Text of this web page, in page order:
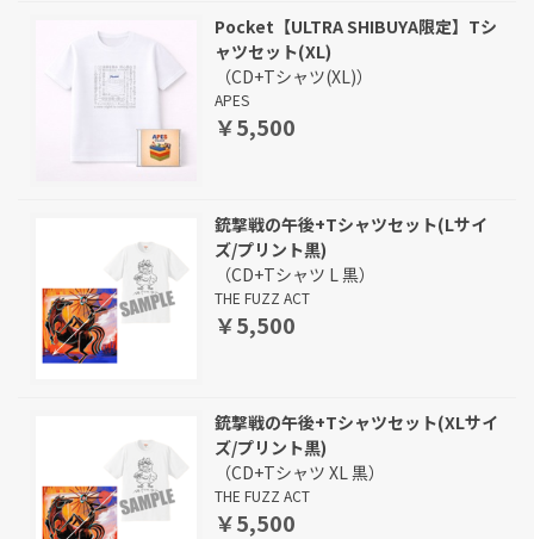
Pocket【ULTRA SHIBUYA限定】Tシ
ャツセット(XL)
（CD+Tシャツ(XL)）
APES
￥5,500
銃撃戦の午後+Tシャツセット(Lサイ
ズ/プリント黒)
（CD+Tシャツ L 黒）
THE FUZZ ACT
￥5,500
銃撃戦の午後+Tシャツセット(XLサイ
ズ/プリント黒)
（CD+Tシャツ XL 黒）
THE FUZZ ACT
￥5,500